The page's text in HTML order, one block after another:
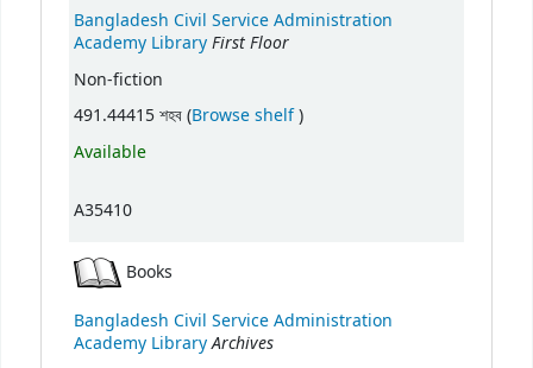
Bangladesh Civil Service Administration
Academy LibraryFirst Floor
Non-fiction
491.44415 শহব (Browse shelf(Opens below)
)
Available
A35410
Books
Bangladesh Civil Service Administration
Academy LibraryArchives